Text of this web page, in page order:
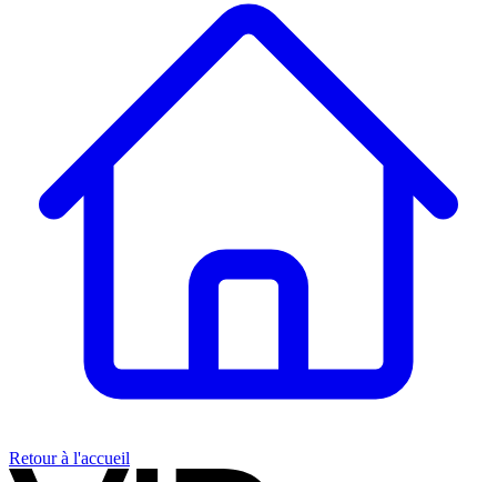
Retour à l'accueil